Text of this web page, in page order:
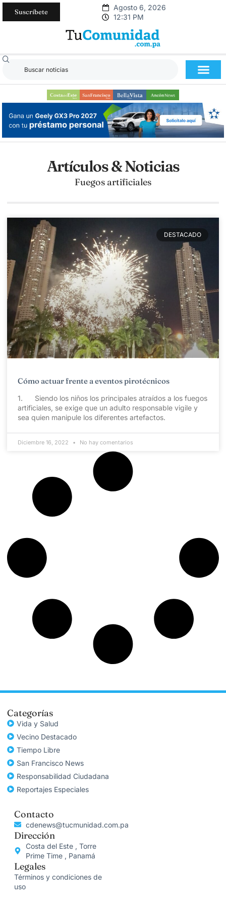
Suscríbete
Agosto 6, 2026
12:31 PM
Artículos & Noticias
Fuegos artificiales
DESTACADO
Cómo actuar frente a eventos pirotécnicos
1. Siendo los niños los principales atraídos a los fuegos
artificiales, se exige que un adulto responsable vigile y
sea quien manipule los diferentes artefactos.
Diciembre 16, 2022 No hay comentarios
Categorías
Vida y Salud
Vecino Destacado
Tiempo Libre
San Francisco News
Responsabilidad Ciudadana
Reportajes Especiales
Contacto
cdenews@tucmunidad.com.pa
Dirección
Costa del Este , Torre
Prime Time , Panamá
Legales
Términos y condiciones de
uso